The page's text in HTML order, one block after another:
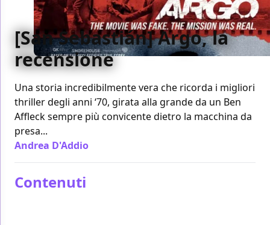
[San Sebastián] Argo, la
recensione
Una storia incredibilmente vera che ricorda i migliori
thriller degli anni ‘70, girata alla grande da un Ben
Affleck sempre più convicente dietro la macchina da
presa...
Andrea D'Addio
Contenuti